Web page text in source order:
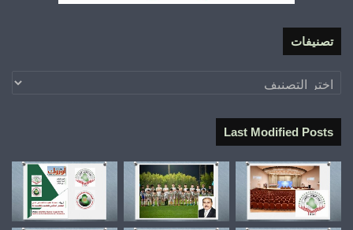
تصنيفات
تصنيفات
Last Modified Posts